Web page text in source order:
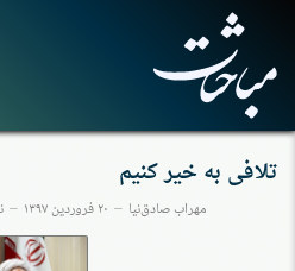
تلافی به خیر کنیم
مهراب صادق‌نیا ۲۰ فروردین ۱۳۹۷